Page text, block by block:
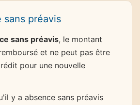
sans préavis
sans préavis, le montant
et ne peut pas être
pour une nouvelle
y a absence sans préavis